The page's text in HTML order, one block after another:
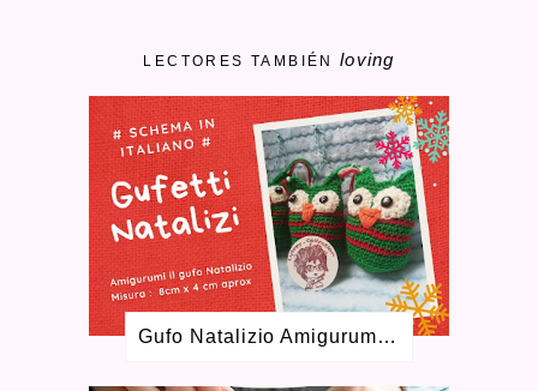
FEBRERO 2024
MAYO 2023
1
ABRIL 2023
3
MARZO 2023
1
ENERO 2023
2
SEPTIEMBRE 2022
1
AGOSTO 2022
1
MAYO 2022
1
FEBRERO 2022
2
OCTUBRE 2021
2
LECTORES TAMBIÉNloving
Gufo Natalizio Amigurumi Schema Gratuito